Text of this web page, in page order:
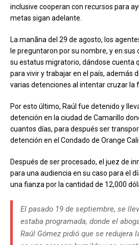
inclusive cooperan con recursos para
metas sigan adelante.
La manãna del 29 de agosto, los
le preguntaron por su nombre, y en
su estatus migratorio, dándose cuenta
para vivir y trabajar en el país, además
varias detenciones al intentar cruzar la
Por esto último, Raúl fue detenido y
detención en la ciudad de Camarillo
cuantos días, para después ser
detención en el Condado de Orange
Después de ser procesado, el juez de
para una audiencia en su caso para el
una fianza por la cantidad de 12,000
El pasado 19 de septiembre, se
estaba programada, donde el
Raúl Gómez pidió que se redujera